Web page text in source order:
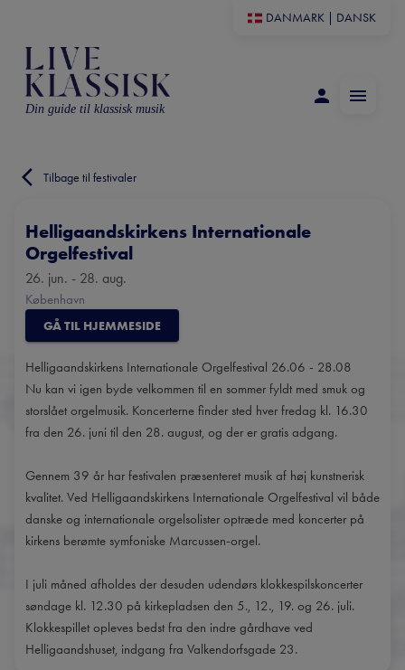
DANMARK DANSK
Din guide til klassisk musik
Tilbage til festivaler
Helligaandskirkens Internationale
Orgelfestival
26. jun. - 28. aug.
København
GÅ TIL HJEMMESIDE
Helligaandskirkens Internationale Orgelfestival 26.06 - 28.08
Nu kan vi igen byde velkommen til en sommer fyldt med smuk og
storslået orgelmusik. Koncerterne finder sted hver fredag kl. 16.30
fra den 26. juni til den 28. august, og der er gratis adgang.
Gennem 39 år har festivalen præsenteret musik af høj kunstnerisk
kvalitet. Ved Helligaandskirkens Internationale Orgelfestival vil både
danske og internationale orgelsolister optræde med koncerter på
kirkens berømte symfoniske Marcussen-orgel.
I juli måned afholdes der desuden udendørs klokkespilskoncerter
søndage kl. 12.30 på kirkepladsen den 5., 12., 19. og 26. juli.
Klokkespillet opleves bedst fra den indre gårdhave ved
Helligaandshuset, indgang fra Valkendorfsgade 23.